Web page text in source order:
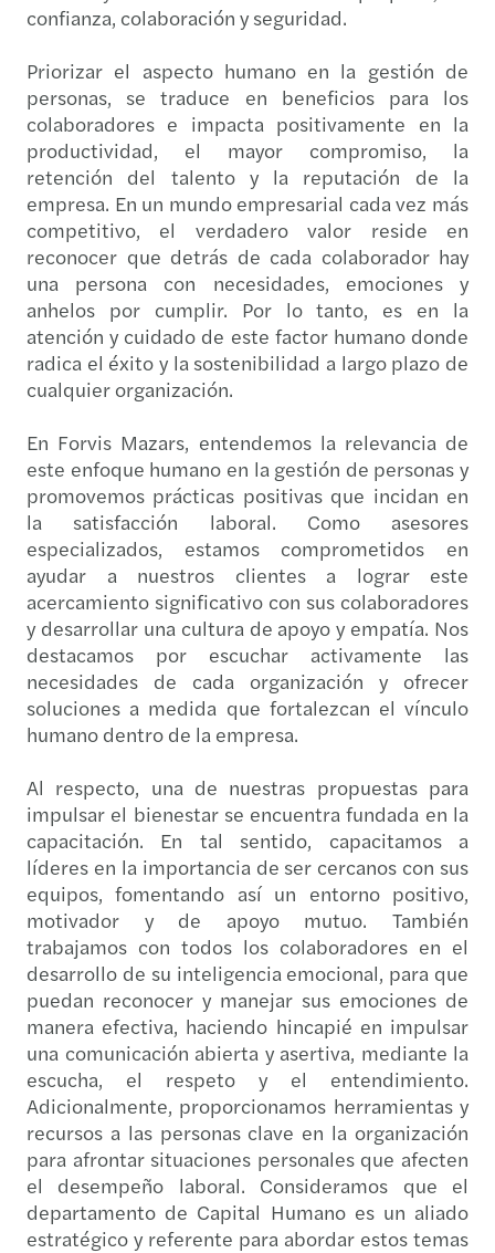
confianza, colaboración y seguridad.
Priorizar el aspecto humano en la gestión de
personas, se traduce en beneficios para los
colaboradores e impacta positivamente en la
productividad, el mayor compromiso, la
retención del talento y la reputación de la
empresa. En un mundo empresarial cada vez más
competitivo, el verdadero valor reside en
reconocer que detrás de cada colaborador hay
una persona con necesidades, emociones y
anhelos por cumplir. Por lo tanto, es en la
atención y cuidado de este factor humano donde
radica el éxito y la sostenibilidad a largo plazo de
cualquier organización.
En Forvis Mazars, entendemos la relevancia de
este enfoque humano en la gestión de personas y
promovemos prácticas positivas que incidan en
la satisfacción laboral. Como asesores
especializados, estamos comprometidos en
ayudar a nuestros clientes a lograr este
acercamiento significativo con sus colaboradores
y desarrollar una cultura de apoyo y empatía. Nos
destacamos por escuchar activamente las
necesidades de cada organización y ofrecer
soluciones a medida que fortalezcan el vínculo
humano dentro de la empresa.
Al respecto, una de nuestras propuestas para
impulsar el bienestar se encuentra fundada en la
capacitación. En tal sentido, capacitamos a
líderes en la importancia de ser cercanos con sus
equipos, fomentando así un entorno positivo,
motivador y de apoyo mutuo. También
trabajamos con todos los colaboradores en el
desarrollo de su inteligencia emocional, para que
puedan reconocer y manejar sus emociones de
manera efectiva, haciendo hincapié en impulsar
una comunicación abierta y asertiva, mediante la
escucha, el respeto y el entendimiento.
Adicionalmente, proporcionamos herramientas y
recursos a las personas clave en la organización
para afrontar situaciones personales que afecten
el desempeño laboral. Consideramos que el
departamento de Capital Humano es un aliado
estratégico y referente para abordar estos temas